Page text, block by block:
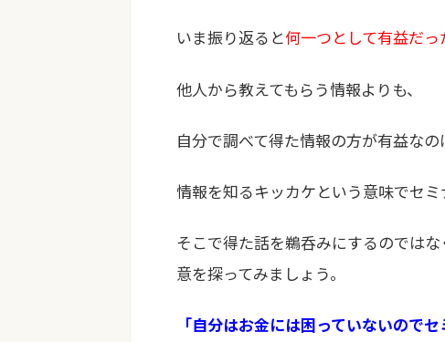
いま振り返ると何一つとして有益だ
他人から教えてもらう情報よりも、
自分で調べて得た情報の方が有益なの
情報を知るキッカケという意味でセ
そこで得た話を鵜呑みにするのでは
意を探ってみましょう。
「自分はお金には困っていないので